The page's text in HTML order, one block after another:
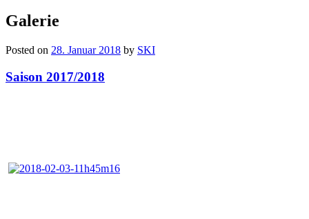
Galerie
Posted on 28. Januar 2018 by SKI
Saison 2017/2018